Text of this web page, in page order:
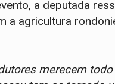
a deputada
a agricultura
merecem